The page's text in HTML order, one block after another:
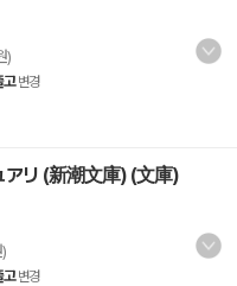
)
고 변경
アリ (新潮文庫) (文庫)
고 변경